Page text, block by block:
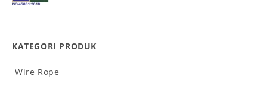
KATEGORI PRODUK
Wire Rope